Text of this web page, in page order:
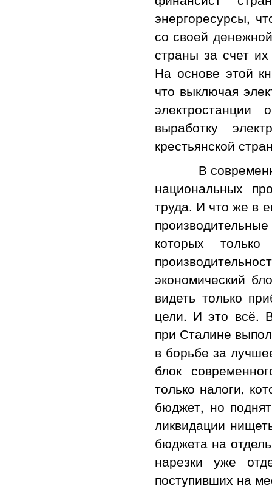
энергоресурсы,
со своей
страны за счет
На основе этой
что выключая
выработку
крестьянской
В современной
национальных
труда. И что же в
которых
экономический
видеть только
цели. И это всё.
при Сталине
в борьбе за
блок
только налоги,
бюджет, но
ликвидации
бюджета на
нарезки уже
поступивших на